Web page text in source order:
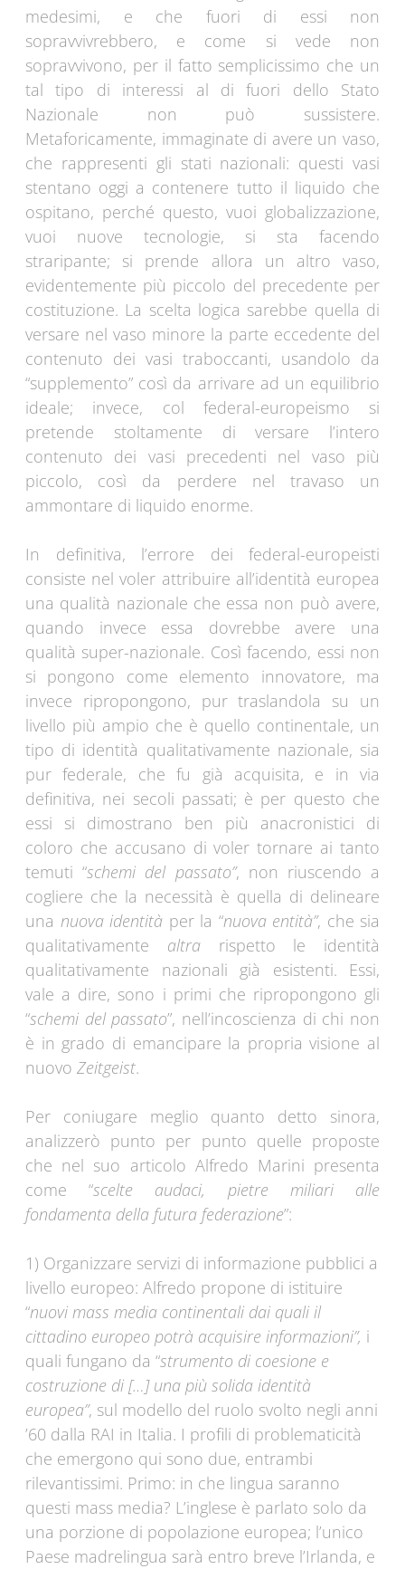
medesimi, e che fuori di essi non
sopravvivrebbero, e come si vede non
sopravvivono, per il fatto semplicissimo che un
tal tipo di interessi al di fuori dello Stato
Nazionale non può sussistere.
Metaforicamente, immaginate di avere un vaso,
che rappresenti gli stati nazionali: questi vasi
stentano oggi a contenere tutto il liquido che
ospitano, perché questo, vuoi globalizzazione,
vuoi nuove tecnologie, si sta facendo
straripante; si prende allora un altro vaso,
evidentemente più piccolo del precedente per
costituzione. La scelta logica sarebbe quella di
versare nel vaso minore la parte eccedente del
contenuto dei vasi traboccanti, usandolo da
“supplemento” così da arrivare ad un equilibrio
ideale; invece, col federal-europeismo si
pretende stoltamente di versare l’intero
contenuto dei vasi precedenti nel vaso più
piccolo, così da perdere nel travaso un
ammontare di liquido enorme.
In definitiva, l’errore dei federal-europeisti
consiste nel voler attribuire all’identità europea
una qualità nazionale che essa non può avere,
quando invece essa dovrebbe avere una
qualità super-nazionale. Così facendo, essi non
si pongono come elemento innovatore, ma
invece ripropongono, pur traslandola su un
livello più ampio che è quello continentale, un
tipo di identità qualitativamente nazionale, sia
pur federale, che fu già acquisita, e in via
definitiva, nei secoli passati; è per questo che
essi si dimostrano ben più anacronistici di
coloro che accusano di voler tornare ai tanto
temuti “schemi del passato”, non riuscendo a
cogliere che la necessità è quella di delineare
una nuova identità per la “nuova entità”, che sia
qualitativamente altrarispetto le identità
qualitativamente nazionali già esistenti. Essi,
vale a dire, sono i primi che ripropongono gli
“schemi del passato”, nell’incoscienza di chi non
è in grado di emancipare la propria visione al
nuovo Zeitgeist.
Per coniugare meglio quanto detto sinora,
analizzerò punto per punto quelle proposte
che nel suo articolo Alfredo Marini presenta
come “scelte audaci, pietre miliari alle
fondamenta della futura federazione”:
1) Organizzare servizi di informazione pubblici a
livello europeo: Alfredo propone di istituire
“nuovi mass media continentali dai quali il
cittadino europeo potrà acquisire informazioni”, i
quali fungano da “strumento di coesione e
costruzione di […] una più solida identità
europea”, sul modello del ruolo svolto negli anni
’60 dalla RAI in Italia. I profili di problematicità
che emergono qui sono due, entrambi
rilevantissimi. Primo: in che lingua saranno
questi mass media? L’inglese è parlato solo da
una porzione di popolazione europea; l’unico
Paese madrelingua sarà entro breve l’Irlanda, e